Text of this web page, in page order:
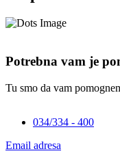
Potrebna vam je
Tu smo da vam
034/334 - 400
Email adresa